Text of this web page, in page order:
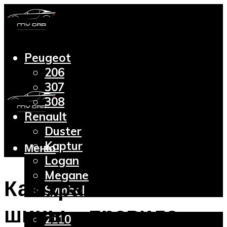
Peugeot
206
307
308
Renault
Duster
Kaptur
Logan
Megane
Symbol
2110
Меню
Как хранить зимние
шины – правила